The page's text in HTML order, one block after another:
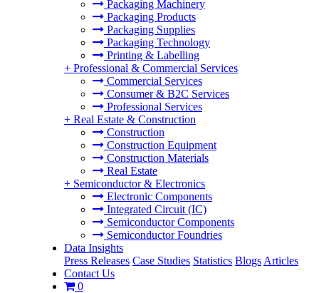
Packaging Machinery
Packaging Products
Packaging Supplies
Packaging Technology
Printing & Labelling
+ Professional & Commercial Services
Commercial Services
Consumer & B2C Services
Professional Services
+ Real Estate & Construction
Construction
Construction Equipment
Construction Materials
Real Estate
+ Semiconductor & Electronics
Electronic Components
Integrated Circuit (IC)
Semiconductor Components
Semiconductor Foundries
Data Insights
Press Releases Case Studies Statistics Blogs Articles
Contact Us
0